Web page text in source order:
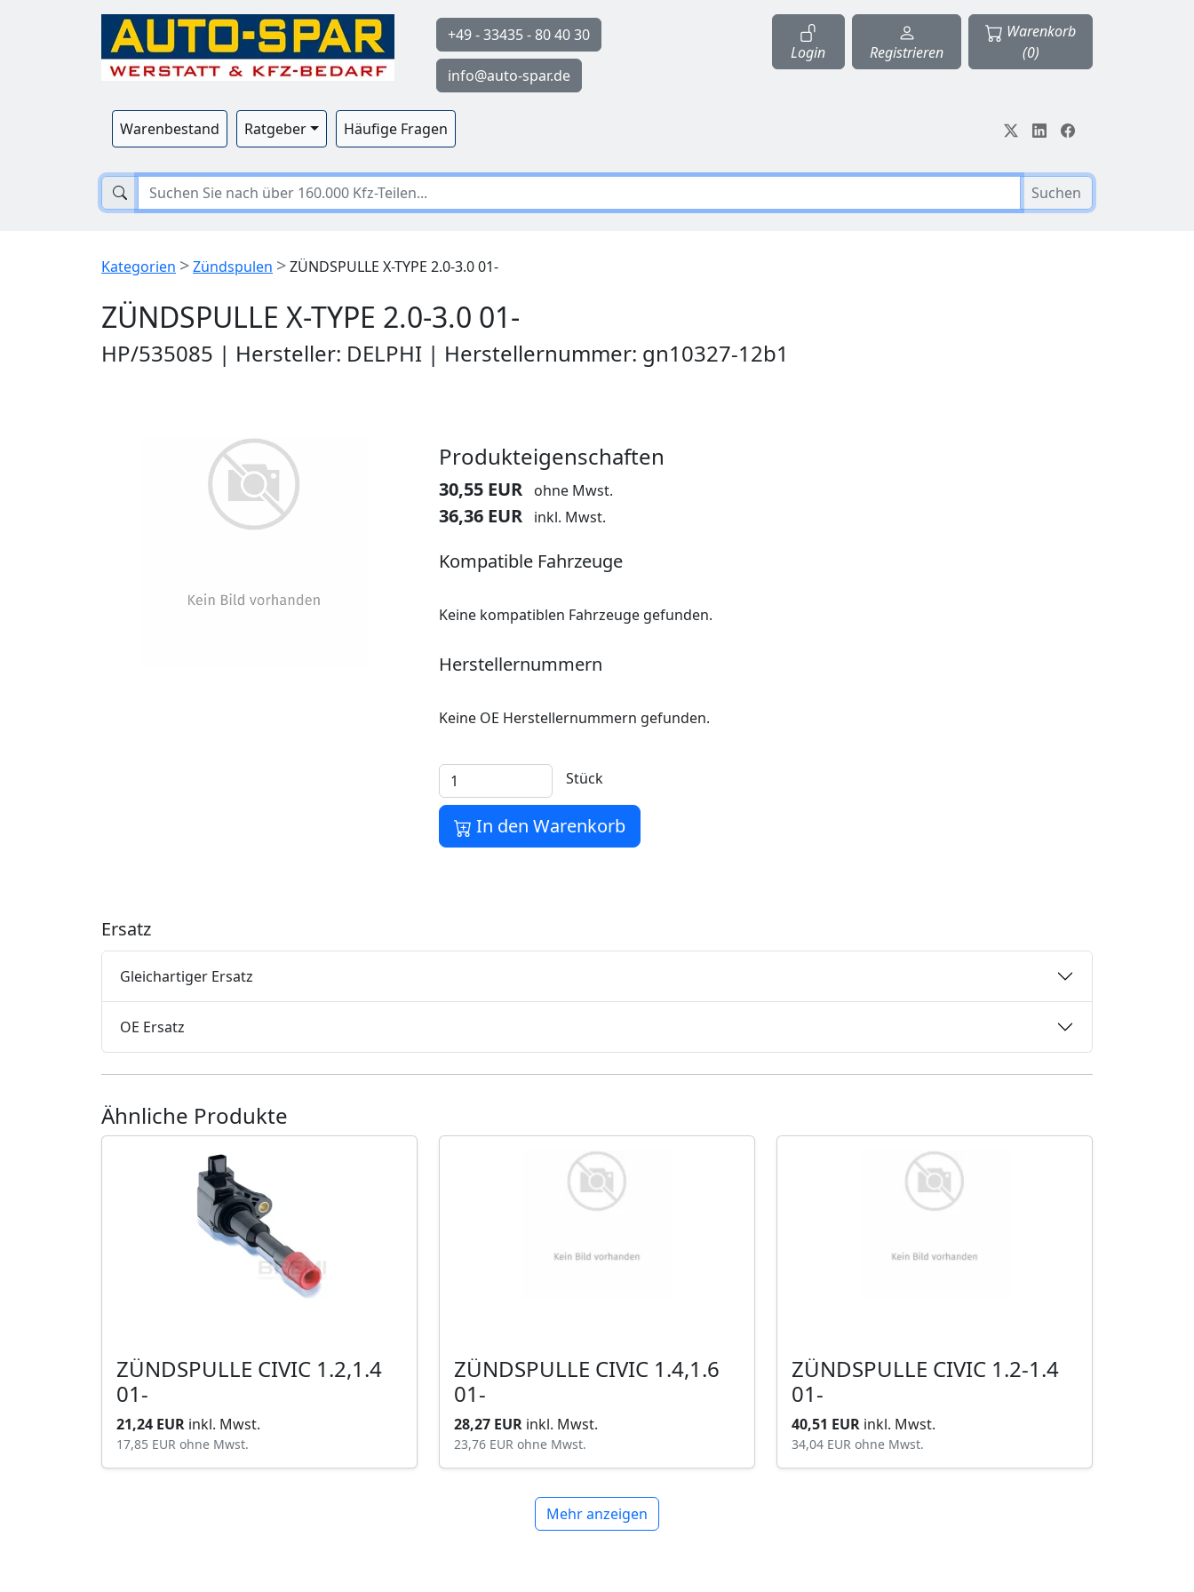
+49 - 33435 - 80 40 30
info@auto-spar.de
Login Registrieren
Warenkorb
(0)
Warenbestand Ratgeber Häufige Fragen
Suchen
Kategorien >Zündspulen >ZÜNDSPULLE X-TYPE 2.0-3.0 01-
ZÜNDSPULLE X-TYPE 2.0-3.0 01-
HP/535085 | Hersteller: DELPHI | Herstellernummer: gn10327-12b1
Produkteigenschaften
30,55 EUR ohne Mwst.
36,36 EUR inkl. Mwst.
Kompatible Fahrzeuge
Keine kompatiblen Fahrzeuge gefunden.
Herstellernummern
Keine OE Herstellernummern gefunden.
Stück
In den Warenkorb
Ersatz
Gleichartiger Ersatz
OE Ersatz
Ähnliche Produkte
ZÜNDSPULLE CIVIC 1.2,1.4
01-
21,24 EUR inkl. Mwst.
17,85 EUR ohne Mwst.
ZÜNDSPULLE CIVIC 1.4,1.6
01-
28,27 EUR inkl. Mwst.
23,76 EUR ohne Mwst.
ZÜNDSPULLE CIVIC 1.2-1.4
01-
40,51 EUR inkl. Mwst.
34,04 EUR ohne Mwst.
Mehr anzeigen